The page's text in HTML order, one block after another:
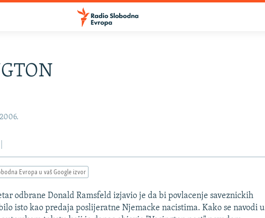
Evropa u vaš Google izvor
odbrane Donald Ramsfeld izjavio je da bi povlacenje saveznickih
isto kao predaja poslijeratne Njemacke nacistima. Kako se navodi u